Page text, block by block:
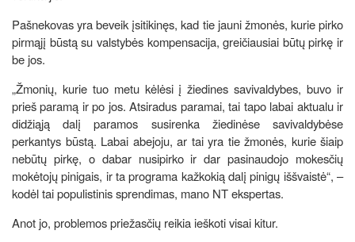
Pašnekovas yra beveik įsitikinęs, kad tie jauni žmonės, kurie pirko
pirmąjį būstą su valstybės kompensacija, greičiausiai būtų pirkę ir
be jos.
„Žmonių, kurie tuo metu kėlėsi į žiedines savivaldybes, buvo ir
prieš paramą ir po jos. Atsiradus paramai, tai tapo labai aktualu ir
didžiąją dalį paramos susirenka žiedinėse savivaldybėse
perkantys būstą. Labai abejoju, ar tai yra tie žmonės, kurie šiaip
nebūtų pirkę, o dabar nusipirko ir dar pasinaudojo mokesčių
mokėtojų pinigais, ir ta programa kažkokią dalį pinigų iššvaistė“, –
kodėl tai populistinis sprendimas, mano NT ekspertas.
Anot jo, problemos priežasčių reikia ieškoti visai kitur.